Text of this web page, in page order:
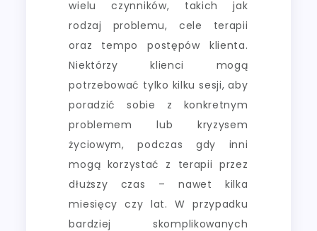
wielu czynników, takich jak
rodzaj problemu, cele terapii
oraz tempo postępów klienta.
Niektórzy klienci mogą
potrzebować tylko kilku sesji, aby
poradzić sobie z konkretnym
problemem lub kryzysem
życiowym, podczas gdy inni
mogą korzystać z terapii przez
dłuższy czas – nawet kilka
miesięcy czy lat. W przypadku
bardziej skomplikowanych